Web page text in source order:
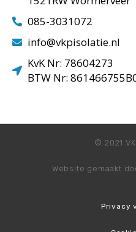
085-3031072
info@vkpisolatie.nl
KvK Nr: 78604273
BTW Nr:
© 2021
Website gemaakt
Privacy